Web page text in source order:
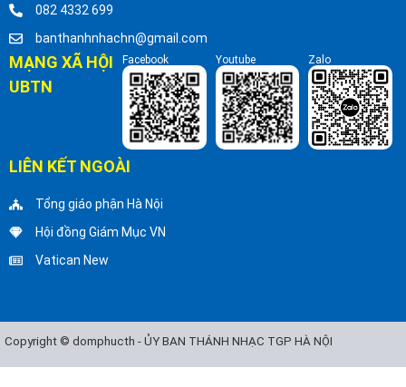
082 4332 699
banthanhnhachn@gmail.com
MẠNG XÃ HỘI
UBTN
Facebook Youtube Zalo
LIÊN KẾT NGOÀI
Tổng giáo phận Hà Nội
Hội đồng Giám Mục VN
Vatican New
Copyright © domphucth - ỦY BAN THÁNH NHẠC TGP HÀ NỘI